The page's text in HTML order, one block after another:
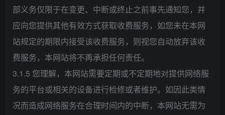
部义务仅限于在变更、中断或终止之前事先通知您，并
应向您提供其他有效方式获取收费服务，如您未在本网
站规定的期限内接受该收费服务，则视您自动放弃该收
费服务，本网站将不再承担任何责任。
3.1.5 您理解，本网站需要定期或不定期地对提供网络服
务的平台或相关的设备进行检修或者维护。如因此类情
况而造成网络服务在合理时间内的中断，本网站无需为